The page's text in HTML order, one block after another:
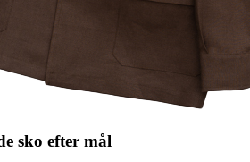
sko efter mål